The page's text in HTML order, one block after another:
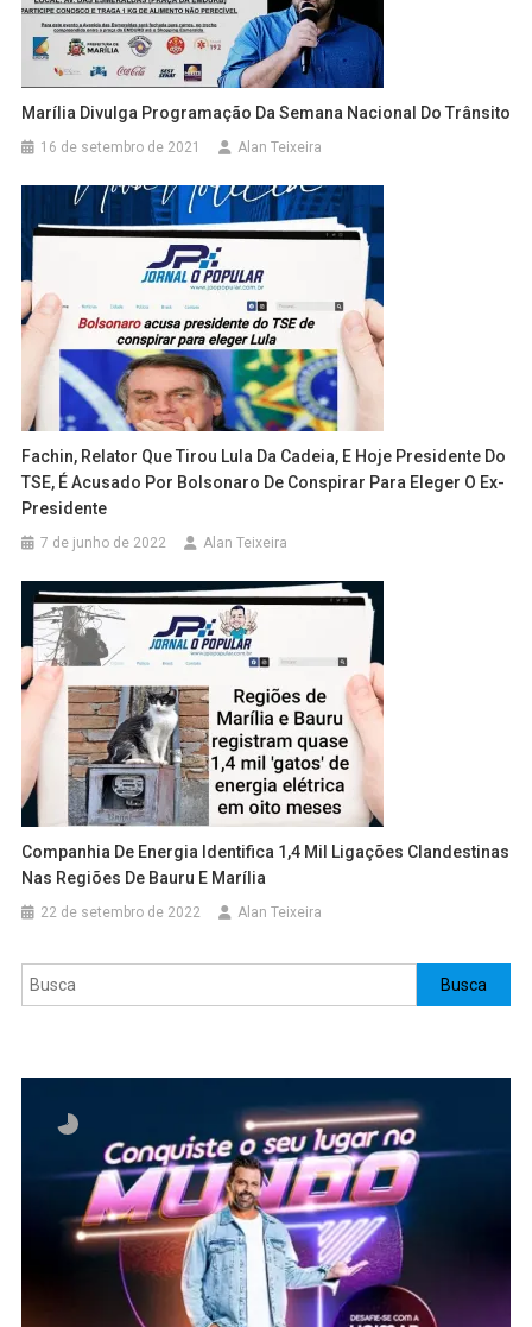
Marília Divulga Programação Da Semana Nacional Do Trânsito
16 de setembro de 2021 Alan Teixeira
Fachin, Relator Que Tirou Lula Da Cadeia, E Hoje Presidente Do
TSE, É Acusado Por Bolsonaro De Conspirar Para Eleger O Ex-
Presidente
7 de junho de 2022 Alan Teixeira
Companhia De Energia Identifica 1,4 Mil Ligações Clandestinas
Nas Regiões De Bauru E Marília
22 de setembro de 2022 Alan Teixeira
Pesquisar Busca